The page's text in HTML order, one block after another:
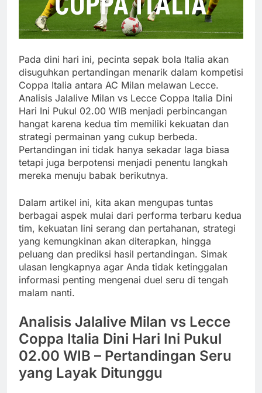
Pada dini hari ini, pecinta sepak bola Italia akan
disuguhkan pertandingan menarik dalam kompetisi
Coppa Italia antara AC Milan melawan Lecce.
Analisis Jalalive Milan vs Lecce Coppa Italia Dini
Hari Ini Pukul 02.00 WIB menjadi perbincangan
hangat karena kedua tim memiliki kekuatan dan
strategi permainan yang cukup berbeda.
Pertandingan ini tidak hanya sekadar laga biasa
tetapi juga berpotensi menjadi penentu langkah
mereka menuju babak berikutnya.
Dalam artikel ini, kita akan mengupas tuntas
berbagai aspek mulai dari performa terbaru kedua
tim, kekuatan lini serang dan pertahanan, strategi
yang kemungkinan akan diterapkan, hingga
peluang dan prediksi hasil pertandingan. Simak
ulasan lengkapnya agar Anda tidak ketinggalan
informasi penting mengenai duel seru di tengah
malam nanti.
Analisis Jalalive Milan vs Lecce
Coppa Italia Dini Hari Ini Pukul
02.00 WIB – Pertandingan Seru
yang Layak Ditunggu